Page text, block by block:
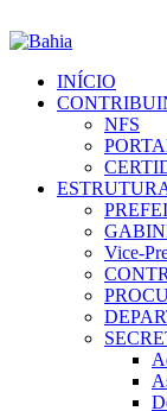
INÍCIO
NFS
Vice-